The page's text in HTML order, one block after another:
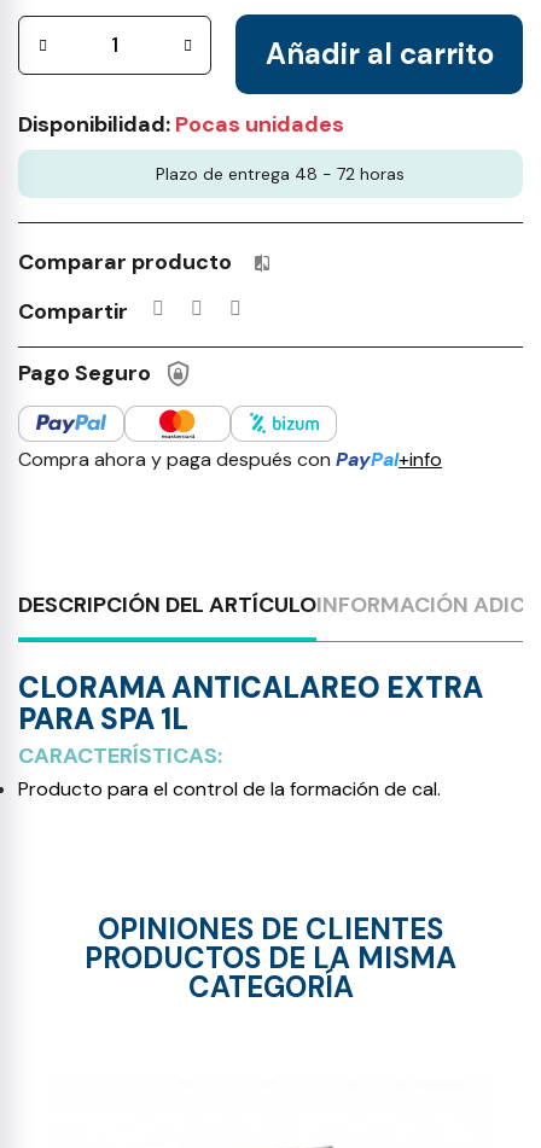
Añadir al carrito
Disponibilidad: Pocas unidades
Plazo de entrega 48 - 72 horas
Comparar producto Productos incluidos en tu lista
Compartir
Pago Seguro
Compra ahora y paga después con PayPal+info
DESCRIPCIÓN DEL ARTÍCULOINFORMACIÓN
CLORAMA ANTICALAREO EXTRA
PARA SPA 1L
CARACTERÍSTICAS:
Producto para el control de la formación de cal.
OPINIONES DE CLIENTES
PRODUCTOS DE LA MISMA
CATEGORÍA